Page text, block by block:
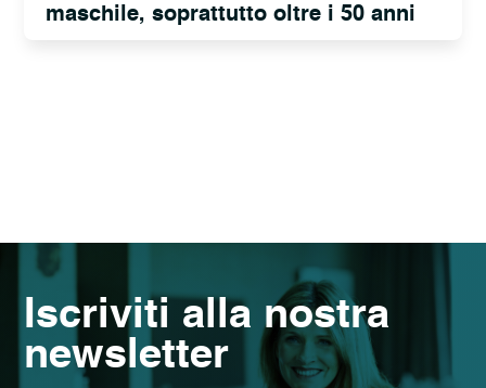
maschile, soprattutto oltre i 50 anni
Iscriviti alla nostra
newsletter